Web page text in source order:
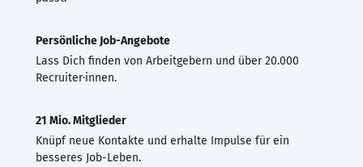
Persönliche Job-Angebote
Lass Dich finden von Arbeitgebern und über 20.000
Recruiter·innen.
21 Mio. Mitglieder
Knüpf neue Kontakte und erhalte Impulse für ein
besseres Job-Leben.